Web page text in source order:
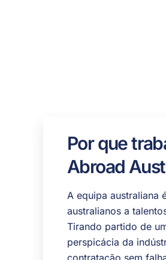
Por que
Abroad
A equipa australiana
australianos a
Tirando partido de
perspicácia da
contratação sem